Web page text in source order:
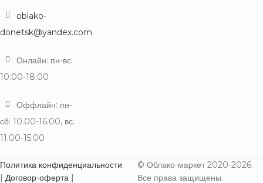
oblako-
donetsk@yandex.com
Онлайн: пн-вс:
10:00-18:00
Оффлайн: пн-
сб: 10.00-16.00, вс:
11.00-15.00
Политика конфиденциальности
| Договор-оферта |
© Облако-маркет 2020-2026.
Все права защищены.